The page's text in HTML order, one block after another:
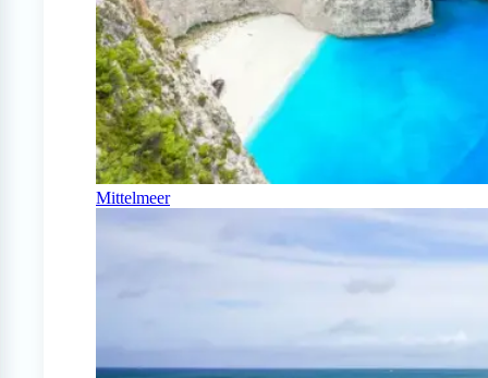
Mittelmeer